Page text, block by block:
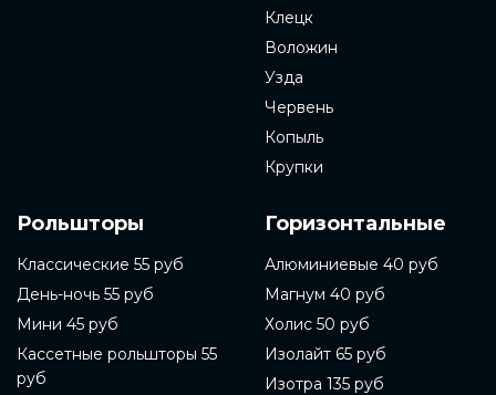
Клецк
Воложин
Узда
Червень
Копыль
Крупки
Рольшторы
Классические 55 руб
День-ночь 55 руб
Мини 45 руб
Кассетные рольшторы 55
руб
Горизонтальные
Алюминиевые 40 руб
Магнум 40 руб
Холис 50 руб
Изолайт 65 руб
Изотра 135 руб